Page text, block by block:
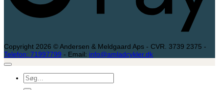
Copyright 2026 © Andersen & Meldgaard Aps - CVR. 3739 2375 -
Telefon: 71997799 - Email: info@amladcykler.dk
Søg
efter: